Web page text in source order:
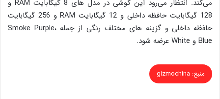
می‌کند. انتظار می‌رود این گوشی در مدل های 8 گیگابایت RAM و
128 گیگابایت حافظه داخلی و 12 گیگابایت RAM و 256 گیگابایت
حافظه داخلی و گزینه های مختلف رنگی از جمله Smoke Purple،
Blue و White عرضه شود.
منبع: gizmochina